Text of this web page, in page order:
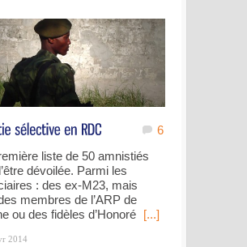
6
liste de 50 amnistiés
dévoilée. Parmi les
: des ex-M23, mais
membres de l’ARP de
ou des fidèles d’Honoré [...]
2014